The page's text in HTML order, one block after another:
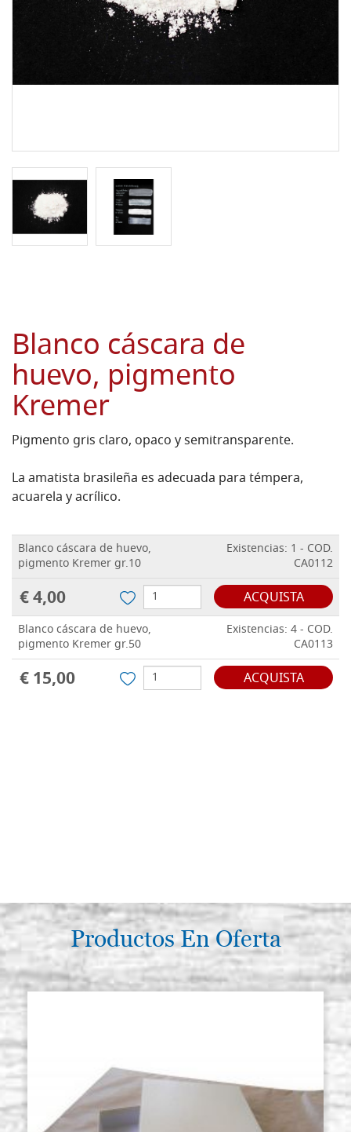
Blanco cáscara de
huevo, pigmento
Kremer
Pigmento gris claro, opaco y semitransparente.
La amatista brasileña es adecuada para témpera,
acuarela y acrílico.
Blanco cáscara de huevo,
pigmento Kremer gr.10
Existencias: 1 - COD.
CA0112
€ 4,00 ACQUISTA
Blanco cáscara de huevo,
pigmento Kremer gr.50
Existencias: 4 - COD.
CA0113
€ 15,00 ACQUISTA
Productos En Oferta